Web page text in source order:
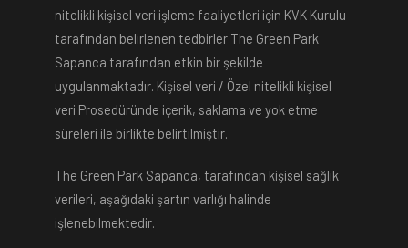
nitelikli kişisel veri işleme faaliyetleri için KVK Kurulu
tarafından belirlenen tedbirler The Green Park
Sapanca tarafından etkin bir şekilde
uygulanmaktadır. Kişisel veri / Özel nitelikli kişisel
veri Prosedüründe içerik, saklama ve yok etme
süreleri ile birlikte belirtilmiştir.
The Green Park Sapanca, tarafından kişisel sağlık
verileri, aşağıdaki şartın varlığı halinde
işlenebilmektedir.